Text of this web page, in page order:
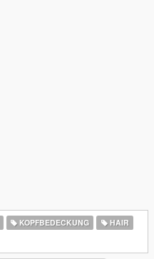
KOPFBEDECKUNG
HAIR